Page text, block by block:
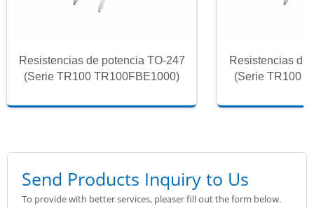
Resistencias de potencia TO-247
(Serie TR100 TR100FBE1000)
Resistencias de
(Serie TR100